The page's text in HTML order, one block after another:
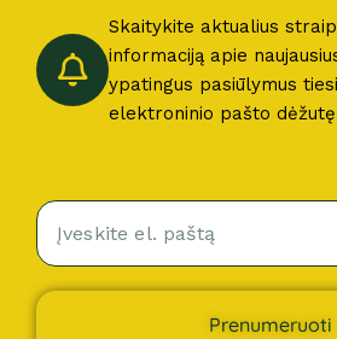
Skaitykite aktualius
informaciją apie
ypatingus pasiūlymus
elektroninio pašto
Prenumeruoti